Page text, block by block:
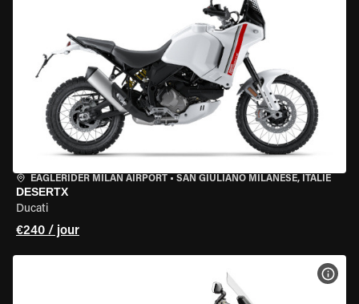
EAGLERIDER MILAN AIRPORT • SAN GIULIANO MILANESE, ITALIE
DESERTX
Ducati
€240 / jour